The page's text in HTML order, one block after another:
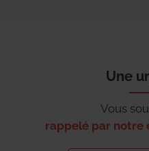
Une
Vous
rappelé par notre